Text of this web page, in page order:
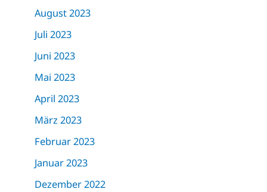
August 2023
Juli 2023
Juni 2023
Mai 2023
April 2023
März 2023
Februar 2023
Januar 2023
Dezember 2022